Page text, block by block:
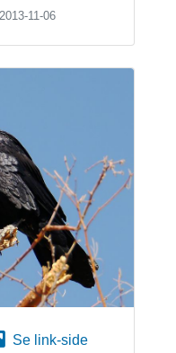
2013-11-06
Se link-side